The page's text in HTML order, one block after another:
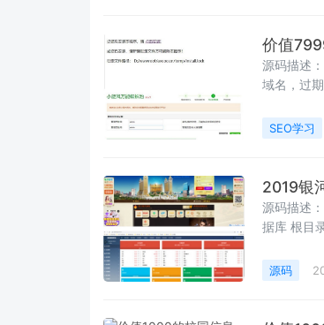
价值
源码描述
域名，过
查询网站
文章获取
接提取工
SEO学习
2019银
源码描述
据库 根目
源码